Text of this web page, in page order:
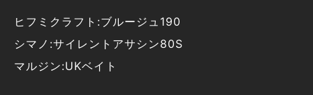
ヒフミクラフト:ブルージュ190
シマノ:サイレントアサシン80S
マルジン:UKベイト